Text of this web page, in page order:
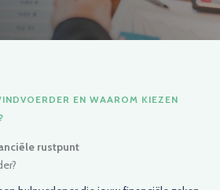
EN WAAROM KIEZEN
rustpunt